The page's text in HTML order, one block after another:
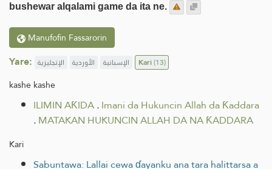
bushewar alqalami game da ita ne.
Manufofin Fassarorin
Yare: الإنجليزية الأوردية الإسبانية Kari(13)
kashe kashe
ILIMIN AƘIDA.Imani da Hukuncin Allah da Ƙaddara
.MATAKAN HUKUNCIN ALLAH DA NA ƘADDARA
Kari
Sabuntawa: Lallai cewa ɗayanku ana tara halittarsa a